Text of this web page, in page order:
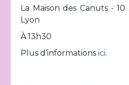
La Maison des Canuts -
Lyon
À 13h30
Plus d’informationsici.